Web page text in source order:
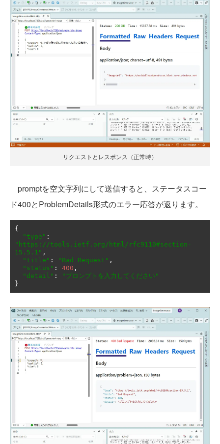
リクエストとレスポンス（正常時）
promptを空文字列にして送信すると、ステータスコー
ド400とProblemDetails形式のエラー応答が返ります。
{
"type" :
"https://tools.ietf.org/html/rfc9110#section-
15.5.1" ,
"title" : "Bad Request" ,
"status" : 400 ,
"detail" :
"プロンプトを入力してください"
}